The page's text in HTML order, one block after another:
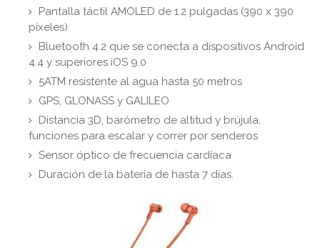
Pantalla táctil AMOLED de 1.2 pulgadas (390 x 390
píxeles)
Bluetooth 4.2 que se conecta a dispositivos Android
4.4 y superiores iOS 9.0
5ATM resistente al agua hasta 50 metros
GPS, GLONASS y GALILEO
Distancia 3D, barómetro de altitud y brújula,
funciones para escalar y correr por senderos
Sensor óptico de frecuencia cardíaca
Duración de la batería de hasta 7 días.